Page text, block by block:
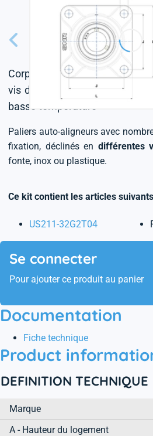
Corps en fonte, roulement à
vis de fixation, joint à une
basse température
Paliers auto-aligneurs avec
fixation, déclinés en différentes
fonte, inox ou plastique.
Ce kit contient les articles suivants
US211-32G2T04
Se connecter
Pour ajouter ce produit au panier
Documentation
Fiche technique
Product
DEFINITION TECHNIQUE
Marque
A - Hauteur du logement